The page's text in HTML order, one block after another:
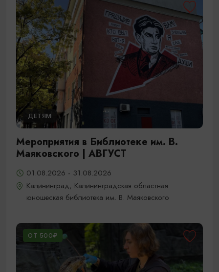
ДЕТЯМ
Мероприятия в Библиотеке им. В.
Маяковского | АВГУСТ
01.08.2026 - 31.08.2026
Калининград, Калининградская областная
юношеская библиотека им. В. Маяковского
ОТ 500₽